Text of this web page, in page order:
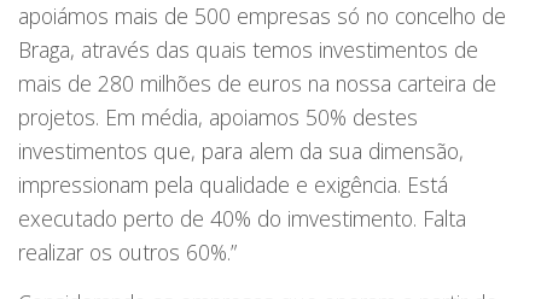
apoiámos mais de 500 empresas só no concelho de
Braga, através das quais temos investimentos de
mais de 280 milhões de euros na nossa carteira de
projetos. Em média, apoiamos 50% destes
investimentos que, para alem da sua dimensão,
impressionam pela qualidade e exigência. Está
executado perto de 40% do imvestimento. Falta
realizar os outros 60%.”